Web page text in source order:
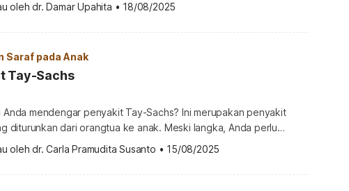
badan bayi yang baru lahir berada di bawah kisaran normalnya.
oleh dr. Damar Upahita • 18/08/2025
Saraf pada Anak
Tay-Sachs
Anda mendengar penyakit Tay-Sachs? Ini merupakan penyakit
diturunkan dari orangtua ke anak. Meski langka, Anda perlu
dan mewaspadai penyakit ini. Memahaminya dapat membantu calon
membuat keputusan yang tepat mengenai keinginannya
Apa itu penyakit Tay-Sachs? Penyakit Tay-Sachs atau Tay-
oleh dr. Carla Pramudita Susanto • 15/08/2025